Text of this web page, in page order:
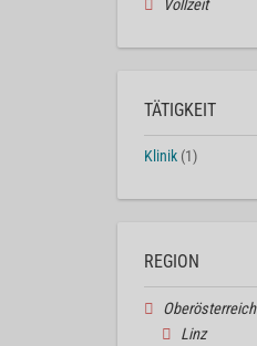
Vollzeit
TÄTIGKEIT
Klinik (1)
REGION
Oberösterreich
Linz